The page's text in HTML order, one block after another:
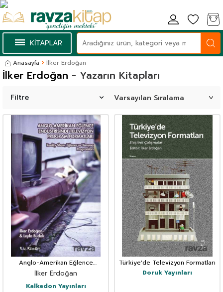
KİTAPLAR
Anasayfa İlker Erdoğan
- Yazarın Kitapları
İlker Erdoğan
Filtre
Anglo-Amerikan Eğlence
Endüstrisinde Televizyon
Program Formatları
İlker Erdoğan
Kalkedon Yayınları
Türkiye'de Televizyon Formatları
Doruk Yayınları